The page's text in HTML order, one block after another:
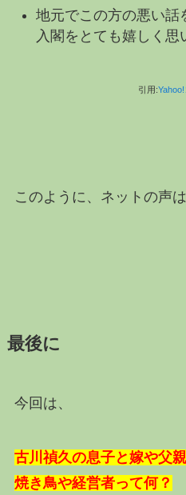
地元でこの方の悪い話
入閣をとても嬉しく思
引用:Yahoo!
このように、ネットの声
最後に
今回は、
古川禎久の息子と嫁や父
焼き鳥や経営者って何？